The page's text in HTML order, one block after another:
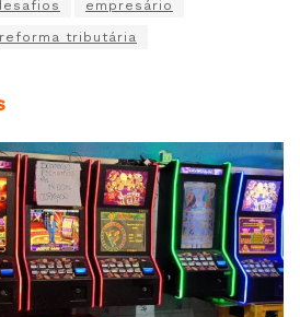
empresário
reforma tributária